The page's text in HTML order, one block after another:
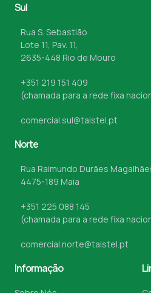
Sul
Rua S. Sebastião
Lote 11, Pav. 11,
2635-448 Rio de Mouro
+351 219 151 409
(chamada para a rede fixa
comercial.sul@taistel.pt
Norte
Rua Raimundo Durães
4475-189 Maia
+351 225 088 145
(chamada para a rede fixa
comercial.norte@taistel.pt
Informação